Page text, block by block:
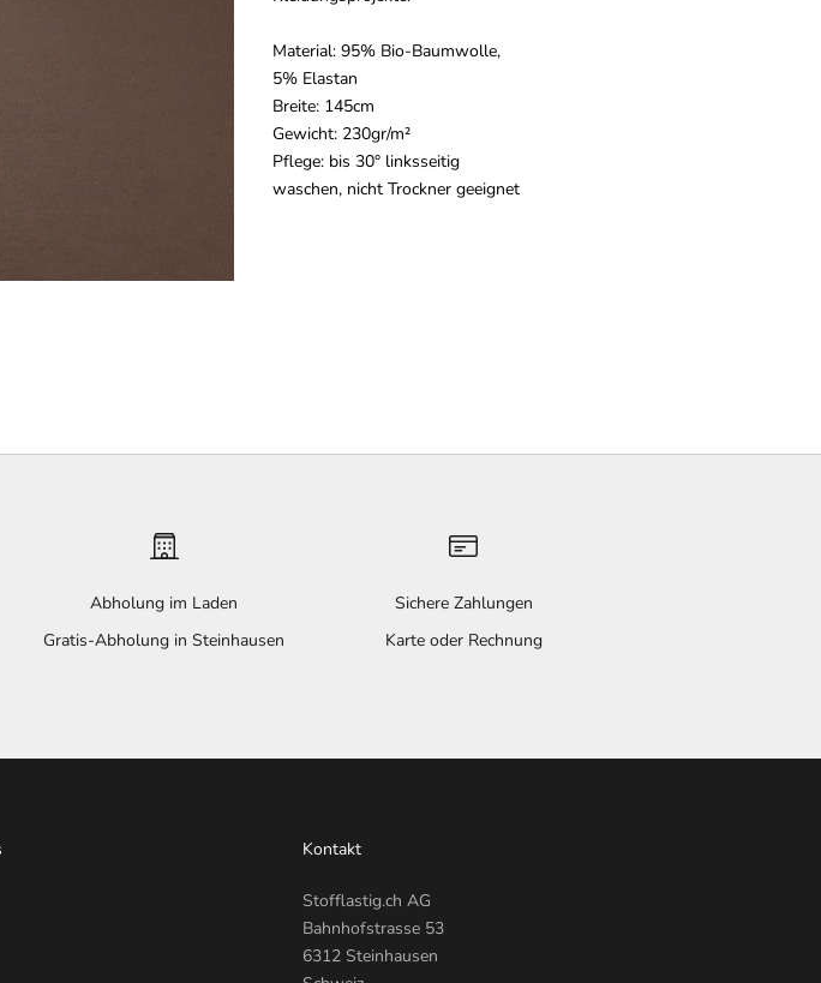
Material: 95% Bio-Baumwolle,
5% Elastan
Breite: 145cm
Gewicht: 230gr/m²
Pflege: bis 30° linksseitig
waschen, nicht Trockner geeignet
Abholung im Laden
Gratis-Abholung in Steinhausen
Sichere Zahlungen
Karte oder Rechnung
Kontakt
Stofflastig.ch AG
Bahnhofstrasse 53
6312 Steinhausen